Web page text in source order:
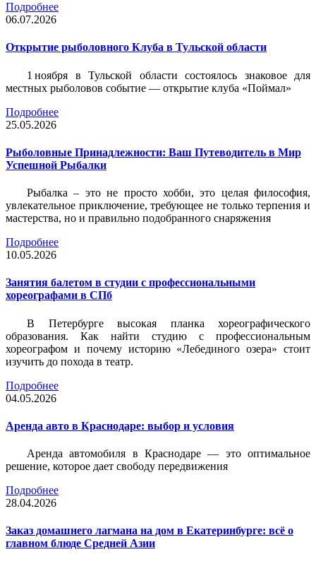
Подробнее
06.07.2026
Открытие рыболовного Клуба в Тульской области
1 ноября в Тульской области состоялось знаковое для
местных рыболовов событие — открытие клуба «Поймал»
Подробнее
25.05.2026
Рыболовные Принадлежности: Ваш Путеводитель в Мир
Успешной Рыбалки
Рыбалка – это не просто хобби, это целая философия,
увлекательное приключение, требующее не только терпения и
мастерства, но и правильно подобранного снаряжения
Подробнее
10.05.2026
Занятия балетом в студии с профессиональными
хореографами в СПб
В Петербурге высокая планка хореографического
образования. Как найти студию с профессиональным
хореографом и почему историю «Лебединого озера» стоит
изучить до похода в театр.
Подробнее
04.05.2026
Аренда авто в Краснодаре: выбор и условия
Аренда автомобиля в Краснодаре — это оптимальное
решение, которое дает свободу передвижения
Подробнее
28.04.2026
Заказ домашнего лагмана на дом в Екатеринбурге: всё о
главном блюде Средней Азии